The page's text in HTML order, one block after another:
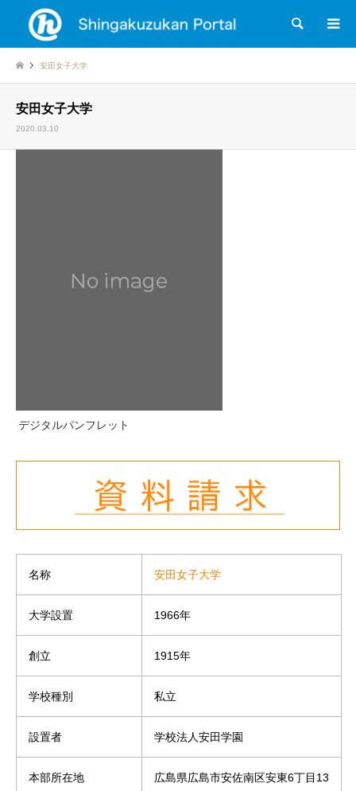
検索
安田女子大学
安田女子大学
2020.03.10
デジタルパンフレット
名称 安田女子大学
大学設置 1966年
創立 1915年
学校種別 私立
設置者 学校法人安田学園
本部所在地
広島県広島市安佐南区安東6丁目13